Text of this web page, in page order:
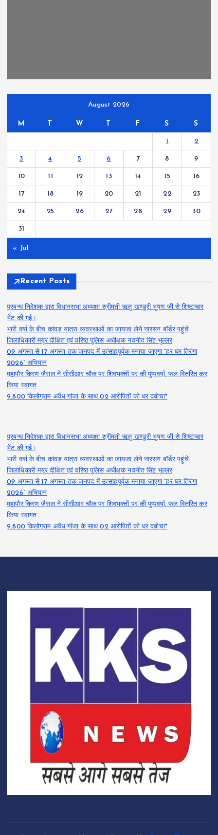
August 2026
M T W T F S S
1 2
3 4 5 6 7 8 9
10 11 12 13 14 15 16
17 18 19 20 21 22 23
24 25 26 27 28 29 30
31
« Jul
Recent Posts
प्रबन्ध निदेशक द्वारा विधानसभा अध्यक्षा श्रीमती ऋतु खण्डूरी भूषण जी से शिष्टाचार
भेंट की गई।
भारी वर्षा के बीच कांवड़ यात्रा व्यवस्थाओं का जायजा लेने नारसन बॉर्डर पहुंचे
जिलाधिकारी मयूर दीक्षित एवं वरिष्ठ पुलिस अधीक्षक नवनीत सिंह भुल्लर
09 अगस्त से 17 अगस्त तक जनपद में उत्साहपूर्वक मनाया जाएगा “हर घर तिरंगा
2026” अभियान
महापौर किरण जैसल ने सीसीआर चौक पर शिवभक्तों पर की पुष्पवर्षा, फल वितरित कर
किया स्वागत
9.800 किलोग्राम अवैध गांजा के साथ 02 आरोपितों को धर दबोचा*
प्रबन्ध निदेशक द्वारा विधानसभा अध्यक्षा श्रीमती ऋतु खण्डूरी भूषण जी से शिष्टाचार
भेंट की गई।
भारी वर्षा के बीच कांवड़ यात्रा व्यवस्थाओं का जायजा लेने नारसन बॉर्डर पहुंचे
जिलाधिकारी मयूर दीक्षित एवं वरिष्ठ पुलिस अधीक्षक नवनीत सिंह भुल्लर
09 अगस्त से 17 अगस्त तक जनपद में उत्साहपूर्वक मनाया जाएगा “हर घर तिरंगा
2026” अभियान
महापौर किरण जैसल ने सीसीआर चौक पर शिवभक्तों पर की पुष्पवर्षा, फल वितरित कर
किया स्वागत
9.800 किलोग्राम अवैध गांजा के साथ 02 आरोपितों को धर दबोचा*